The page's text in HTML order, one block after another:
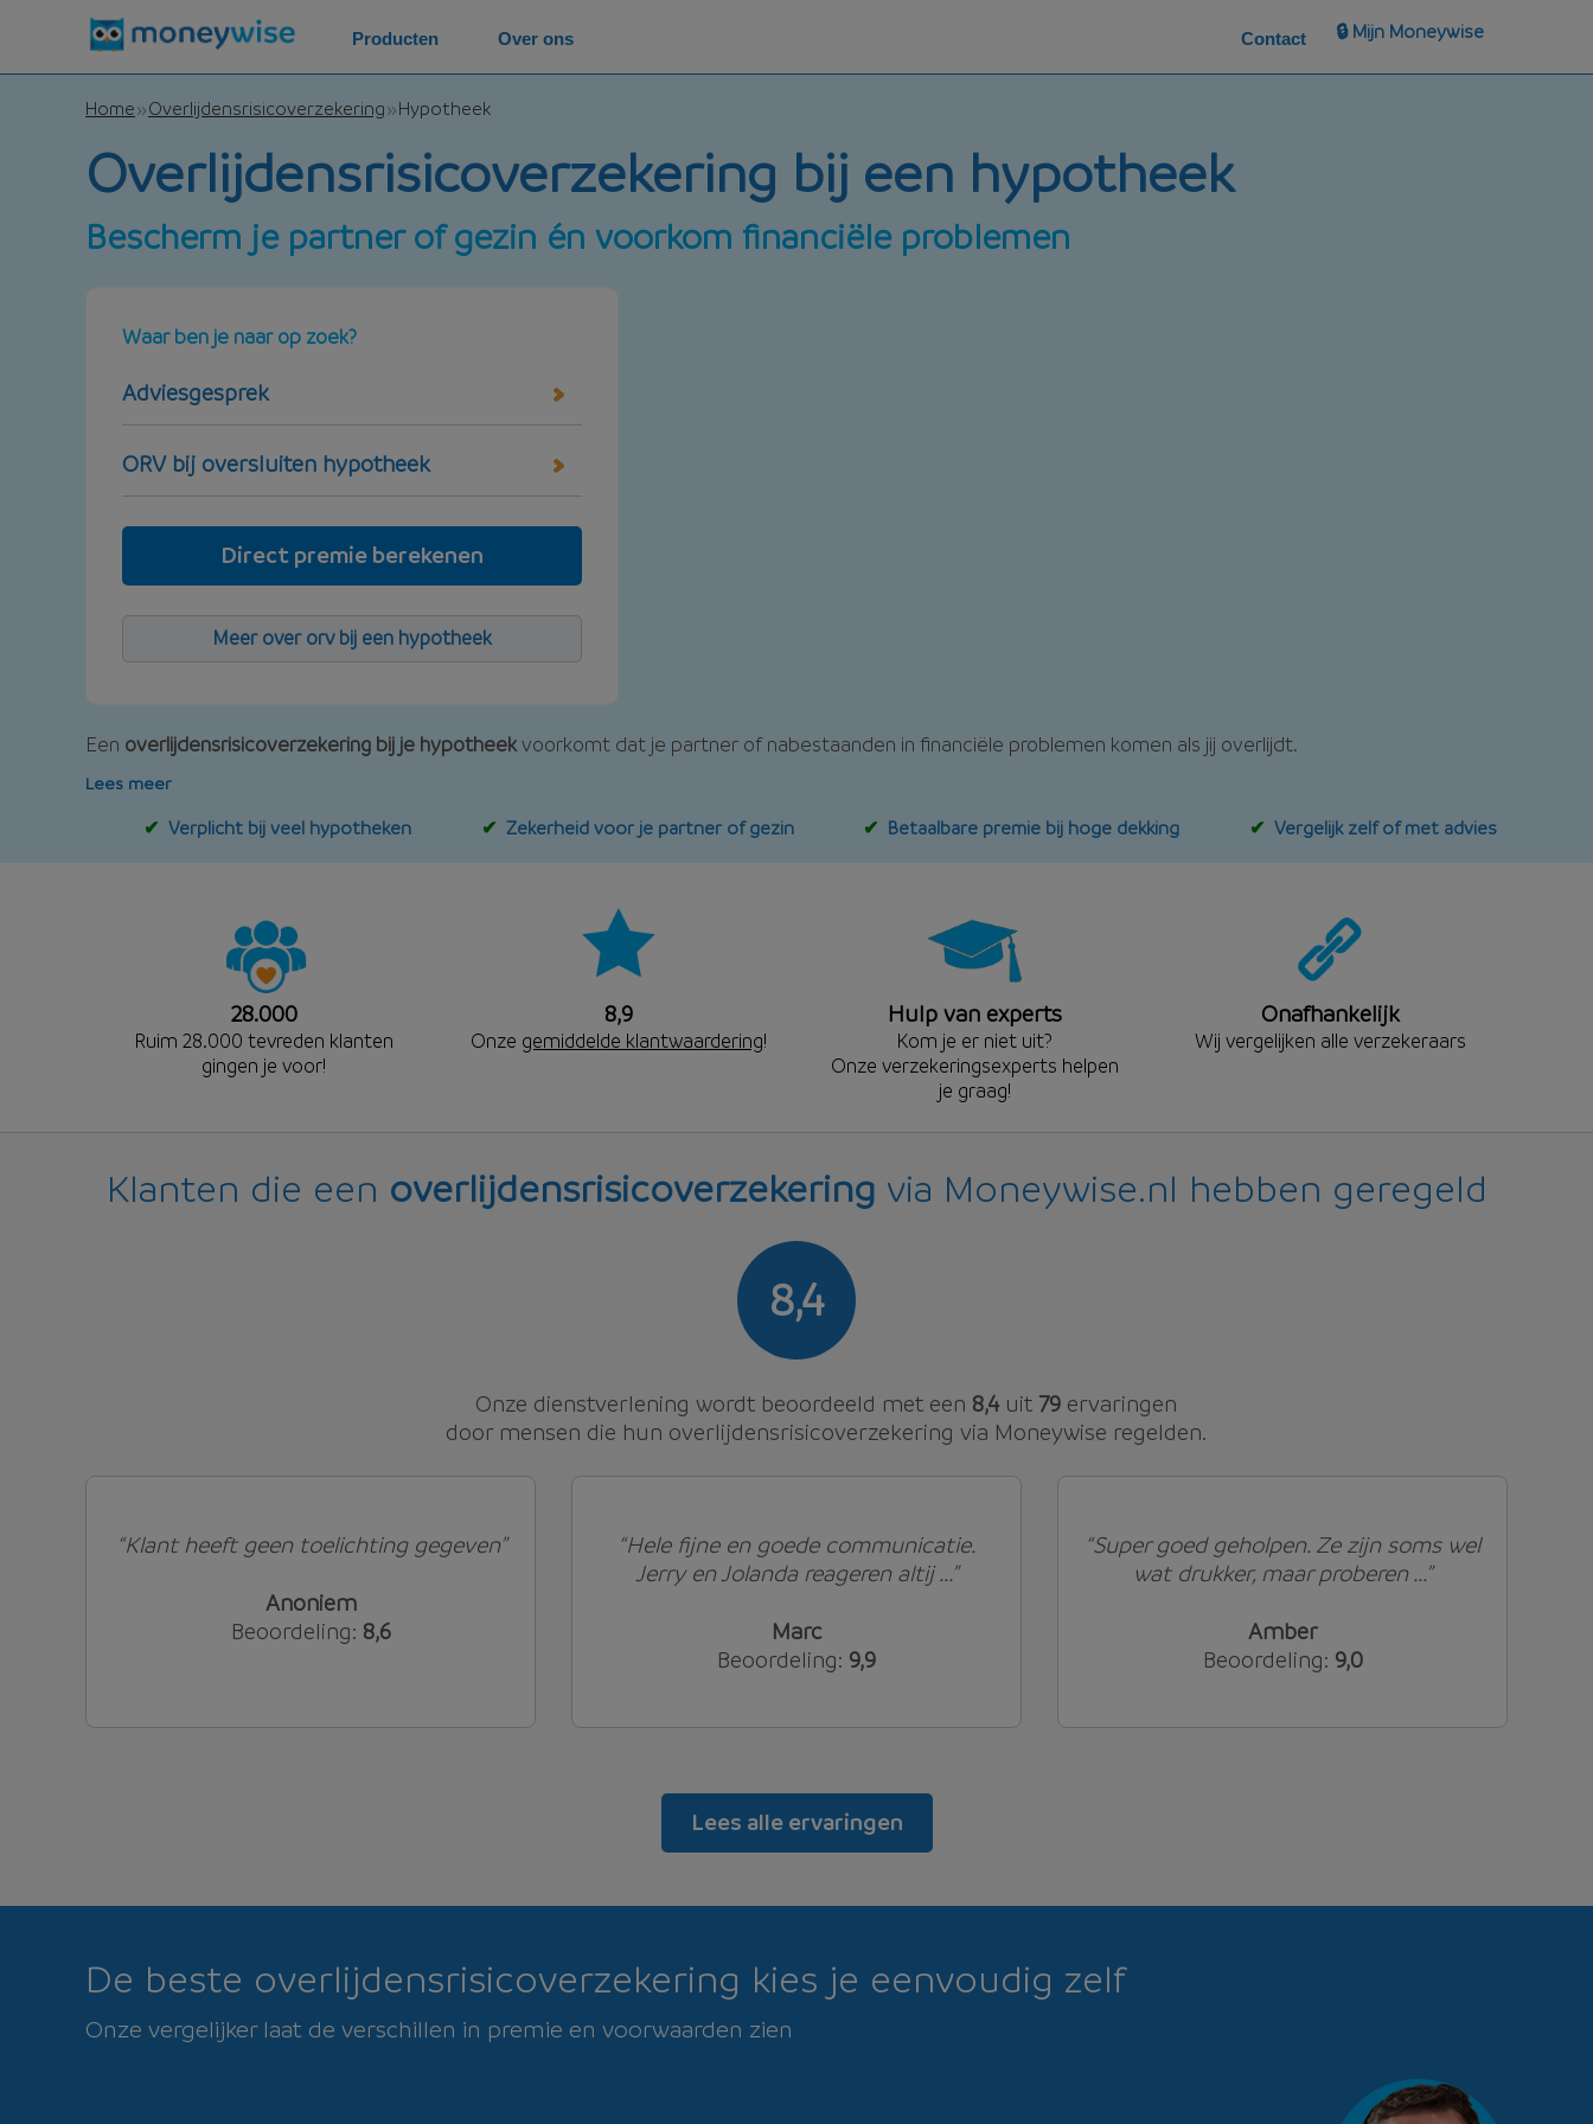
Home Overlijdensrisicoverzekering Hypotheek
Overlijdensrisicoverzekering bij een hypotheek
Bescherm je partner of gezin én voorkom financiële problemen
Een overlijdensrisicoverzekering bij je hypotheekvoorkomt dat je partner of nabestaanden in financiële problemen komen als jij overlijdt.
Lees meer
Verplicht bij veel hypotheken Zekerheid voor je partner of gezin Betaalbare premie bij hoge dekking Vergelijk zelf of met advies
Waar ben je naar op zoek?
Adviesgesprek
ORV bij oversluiten hypotheek
Direct premie berekenen
Meer over orv bij een hypotheek
28.000
Ruim 28.000 tevreden klanten
gingen je voor!
8,9
Onze gemiddelde klantwaardering!
Hulp van experts
Kom je er niet uit?
Onze verzekeringsexperts helpen
je graag!
Onafhankelijk
Wij vergelijken alle verzekeraars
Klanten die een overlijdensrisicoverzekering via Moneywise.nl hebben geregeld
8,4
Onze dienstverlening wordt beoordeeld met een 8,4uit 79 ervaringen
door mensen die hun overlijdensrisicoverzekering via Moneywise regelden.
“Klant heeft geen toelichting gegeven”
Anoniem
Beoordeling: 8,6
“Hele fijne en goede communicatie.
Jerry en Jolanda reageren altij ...”
Marc
Beoordeling: 9,9
“Super goed geholpen. Ze zijn soms wel
wat drukker, maar proberen ...”
Amber
Beoordeling: 9,0
Lees alle ervaringen
De beste overlijdensrisicoverzekering kies je eenvoudig zelf
Onze vergelijker laat de verschillen in premie en voorwaarden zien
Producten Over ons Contact 🔒 Mijn Moneywise